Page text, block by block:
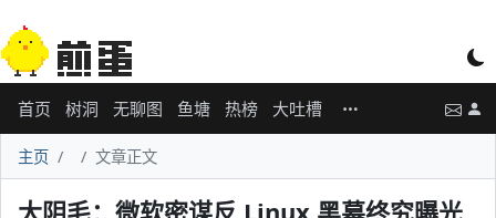
首页 树洞 无聊图 鱼塘 热榜 大吐槽
主页 文章正文
大阴毛：微软密谋反 Linux 黑幕终究曝光